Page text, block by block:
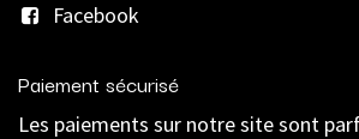
Facebook
Paiement sécurisé
Les paiements sur notre site sont